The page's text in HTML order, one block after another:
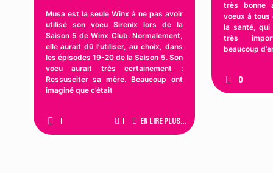
Musa est la seule Winx à ne pas avoir
utilisé son voeu Sirenix lors de la
Saison 5 de Winx Club. Normalement,
elle aurait dû l’utiliser, au choix, dans
les épisodes 19-20 de la Saison 5. Son
voeu aurait très certainement :
Ressusciter sa mère. Beaucoup ont
imaginé que c’était
1 1 En lire plus...
très bonne
voeux à tous
la santé, qui
très
beaucoup
0